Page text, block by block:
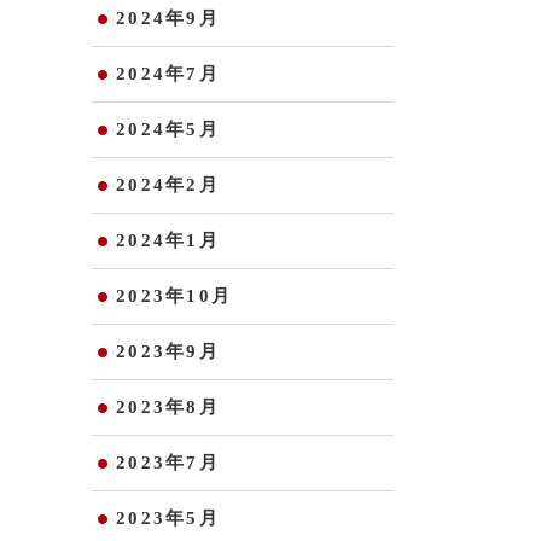
2024年9月
2024年7月
2024年5月
2024年2月
2024年1月
2023年10月
2023年9月
2023年8月
2023年7月
2023年5月